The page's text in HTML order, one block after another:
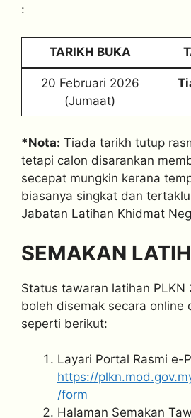
:
TARIKH BUKA
20 Februari 2026
(Jumaat)
*Nota: Tiada tarikh tutup
tetapi calon disarankan
secepat mungkin kerana
biasanya singkat dan
Jabatan Latihan Khidmat
SEMAKAN
Status tawaran latihan PLKN
boleh disemak secara online
seperti berikut:
Layari Portal Rasmi e-
https://
/form
Halaman Semakan